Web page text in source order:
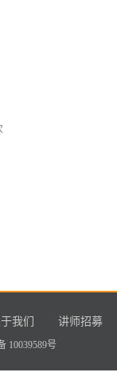
我们 讲师招募
10039589号